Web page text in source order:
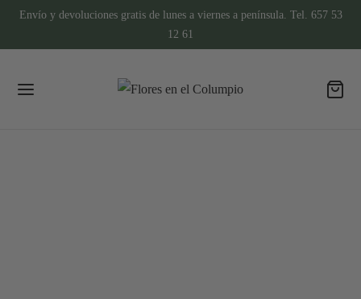
Envío y devoluciones gratis de lunes a viernes a península. Tel. 657 53
12 61